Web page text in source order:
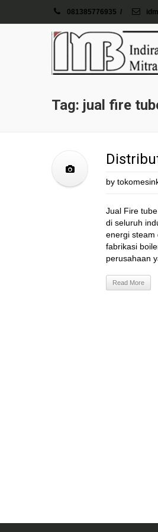
081385776935 /
Tag: jual fire
by
Jual Fire
di seluruh
energi steam
fabrikasi
perusahaan
Read More